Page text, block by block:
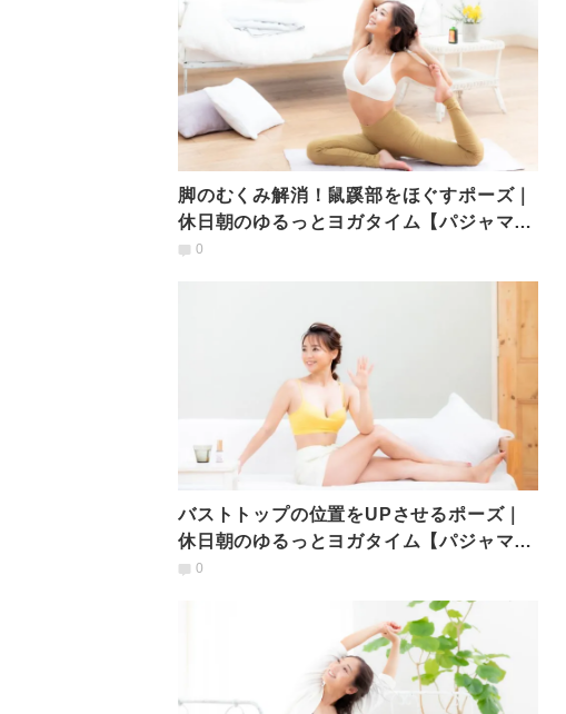
脚のむくみ解消！鼠蹊部をほぐすポーズ｜
休日朝のゆるっとヨガタイム【パジャマde
YOGA】
0
バストトップの位置をUPさせるポーズ｜
休日朝のゆるっとヨガタイム【パジャマde
YOGA】
0